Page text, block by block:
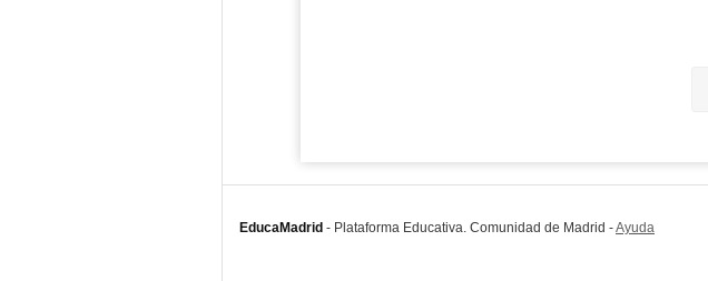
EducaMadrid - Plataforma Educativa. Comunidad de Madrid -Ayuda